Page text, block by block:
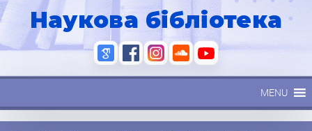
Наукова бібліотека
MENU